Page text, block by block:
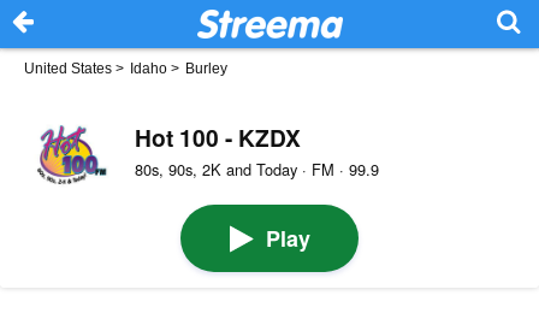
United States > Idaho > Burley
Hot 100 - KZDX
80s, 90s, 2K and Today · FM · 99.9
Play